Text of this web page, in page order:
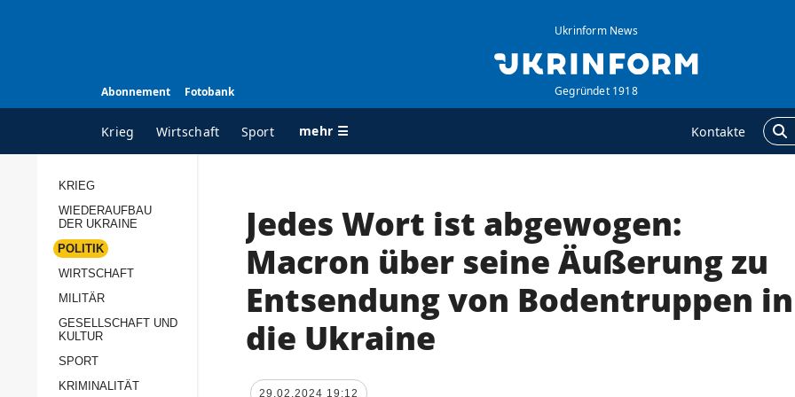
Abonnement Fotobank
Ukrinform News
Gegründet 1918
Krieg Wirtschaft Sport mehr ☰ Kontakte
ALLE RUBRIKEN
Wiederaufbau der
Politik
Militär
AGENTUR
Über uns
Kontakte
services
Politik zur Vertraulichkeit
und zum Schutz
ZUSÄTZLICH
Interview
Fotos
KRIEG
WIEDERAUFBAU
DER UKRAINE
POLITIK
WIRTSCHAFT
MILITÄR
GESELLSCHAFT UND
KULTUR
SPORT
KRIMINALITÄT
Jedes Wort ist abgewogen:
Macron über seine Äußerung zu
Entsendung von Bodentruppen in
die Ukraine
29.02.2024 19:12